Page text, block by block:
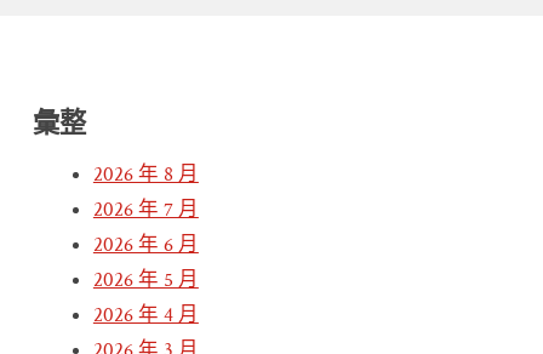
彙整
2026 年 8 月
2026 年 7 月
2026 年 6 月
2026 年 5 月
2026 年 4 月